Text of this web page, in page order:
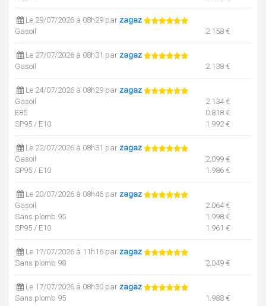
Le 29/07/2026 à 08h29 par zagaz
Gasoil
2.158 €
Le 27/07/2026 à 08h31 par zagaz
Gasoil
2.138 €
Le 24/07/2026 à 08h29 par zagaz
Gasoil
2.134 €
E85
0.818 €
SP95 / E10
1.992 €
Le 22/07/2026 à 08h31 par zagaz
Gasoil
2.099 €
SP95 / E10
1.986 €
Le 20/07/2026 à 08h46 par zagaz
Gasoil
2.064 €
Sans plomb 95
1.998 €
SP95 / E10
1.961 €
Le 17/07/2026 à 11h16 par zagaz
Sans plomb 98
2.049 €
Le 17/07/2026 à 08h30 par zagaz
Sans plomb 95
1.988 €